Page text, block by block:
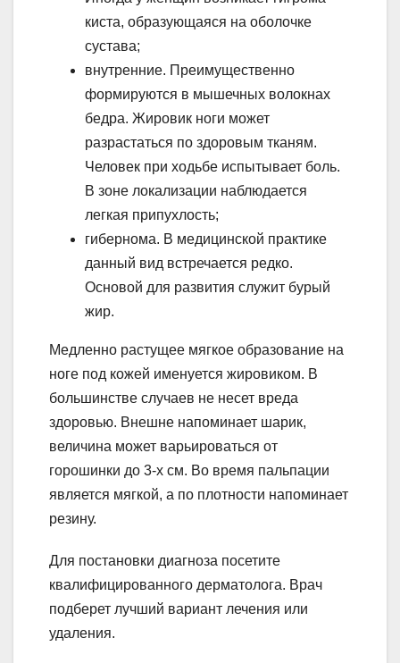
киста, образующаяся на оболочке
сустава;
внутренние. Преимущественно
формируются в мышечных волокнах
бедра. Жировик ноги может
разрастаться по здоровым тканям.
Человек при ходьбе испытывает боль.
В зоне локализации наблюдается
легкая припухлость;
гибернома. В медицинской практике
данный вид встречается редко.
Основой для развития служит бурый
жир.
Медленно растущее мягкое образование на
ноге под кожей именуется жировиком. В
большинстве случаев не несет вреда
здоровью. Внешне напоминает шарик,
величина может варьироваться от
горошинки до 3-х см. Во время пальпации
является мягкой, а по плотности напоминает
резину.
Для постановки диагноза посетите
квалифицированного дерматолога. Врач
подберет лучший вариант лечения или
удаления.